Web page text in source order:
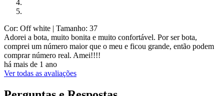
Cor: Off white | Tamanho: 37
Adorei a bota, muito bonita e muito confortável. Por ser bota,
comprei um número maior que o meu e ficou grande, então podem
comprar número real. Amei!!!!
há mais de 1 ano
Ver todas as avaliações